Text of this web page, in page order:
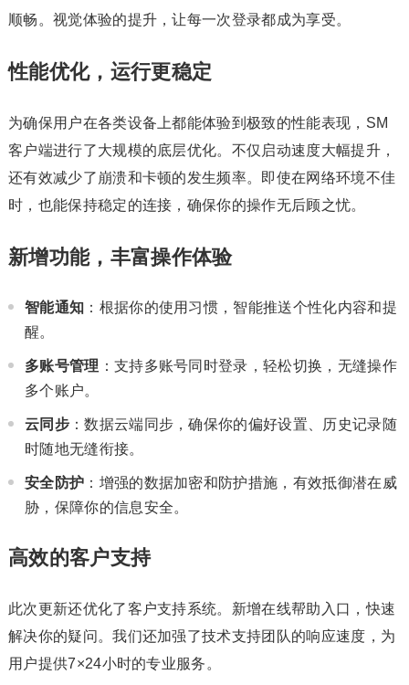
顺畅。视觉体验的提升，让每一次登录都成为享受。
性能优化，运行更稳定
为确保用户在各类设备上都能体验到极致的性能表现，SM
客户端进行了大规模的底层优化。不仅启动速度大幅提升，
还有效减少了崩溃和卡顿的发生频率。即使在网络环境不佳
时，也能保持稳定的连接，确保你的操作无后顾之忧。
新增功能，丰富操作体验
智能通知 ：根据你的使用习惯，智能推送个性化内容和提
醒。
多账号管理 ：支持多账号同时登录，轻松切换，无缝操作
多个账户。
云同步：数据云端同步，确保你的偏好设置、历史记录随
时随地无缝衔接。
安全防护 ：增强的数据加密和防护措施，有效抵御潜在威
胁，保障你的信息安全。
高效的客户支持
此次更新还优化了客户支持系统。新增在线帮助入口，快速
解决你的疑问。我们还加强了技术支持团队的响应速度，为
用户提供7×24小时的专业服务。